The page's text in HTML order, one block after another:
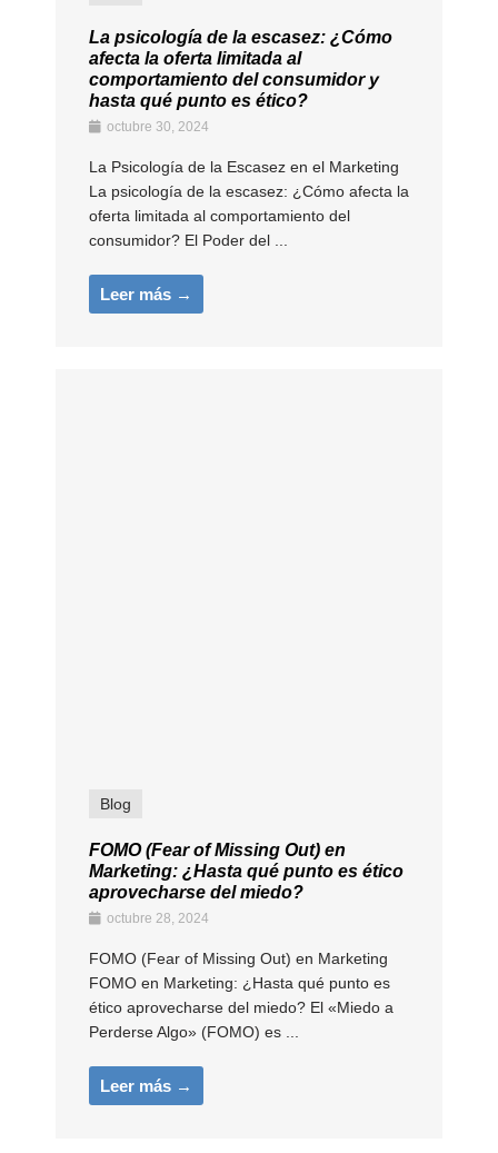
La psicología de la escasez: ¿Cómo
afecta la oferta limitada al
comportamiento del consumidor y
hasta qué punto es ético?
octubre 30, 2024
La Psicología de la Escasez en el Marketing
La psicología de la escasez: ¿Cómo afecta la
oferta limitada al comportamiento del
consumidor? El Poder del ...
Leer más →
Blog
FOMO (Fear of Missing Out) en
Marketing: ¿Hasta qué punto es ético
aprovecharse del miedo?
octubre 28, 2024
FOMO (Fear of Missing Out) en Marketing
FOMO en Marketing: ¿Hasta qué punto es
ético aprovecharse del miedo? El «Miedo a
Perderse Algo» (FOMO) es ...
Leer más →